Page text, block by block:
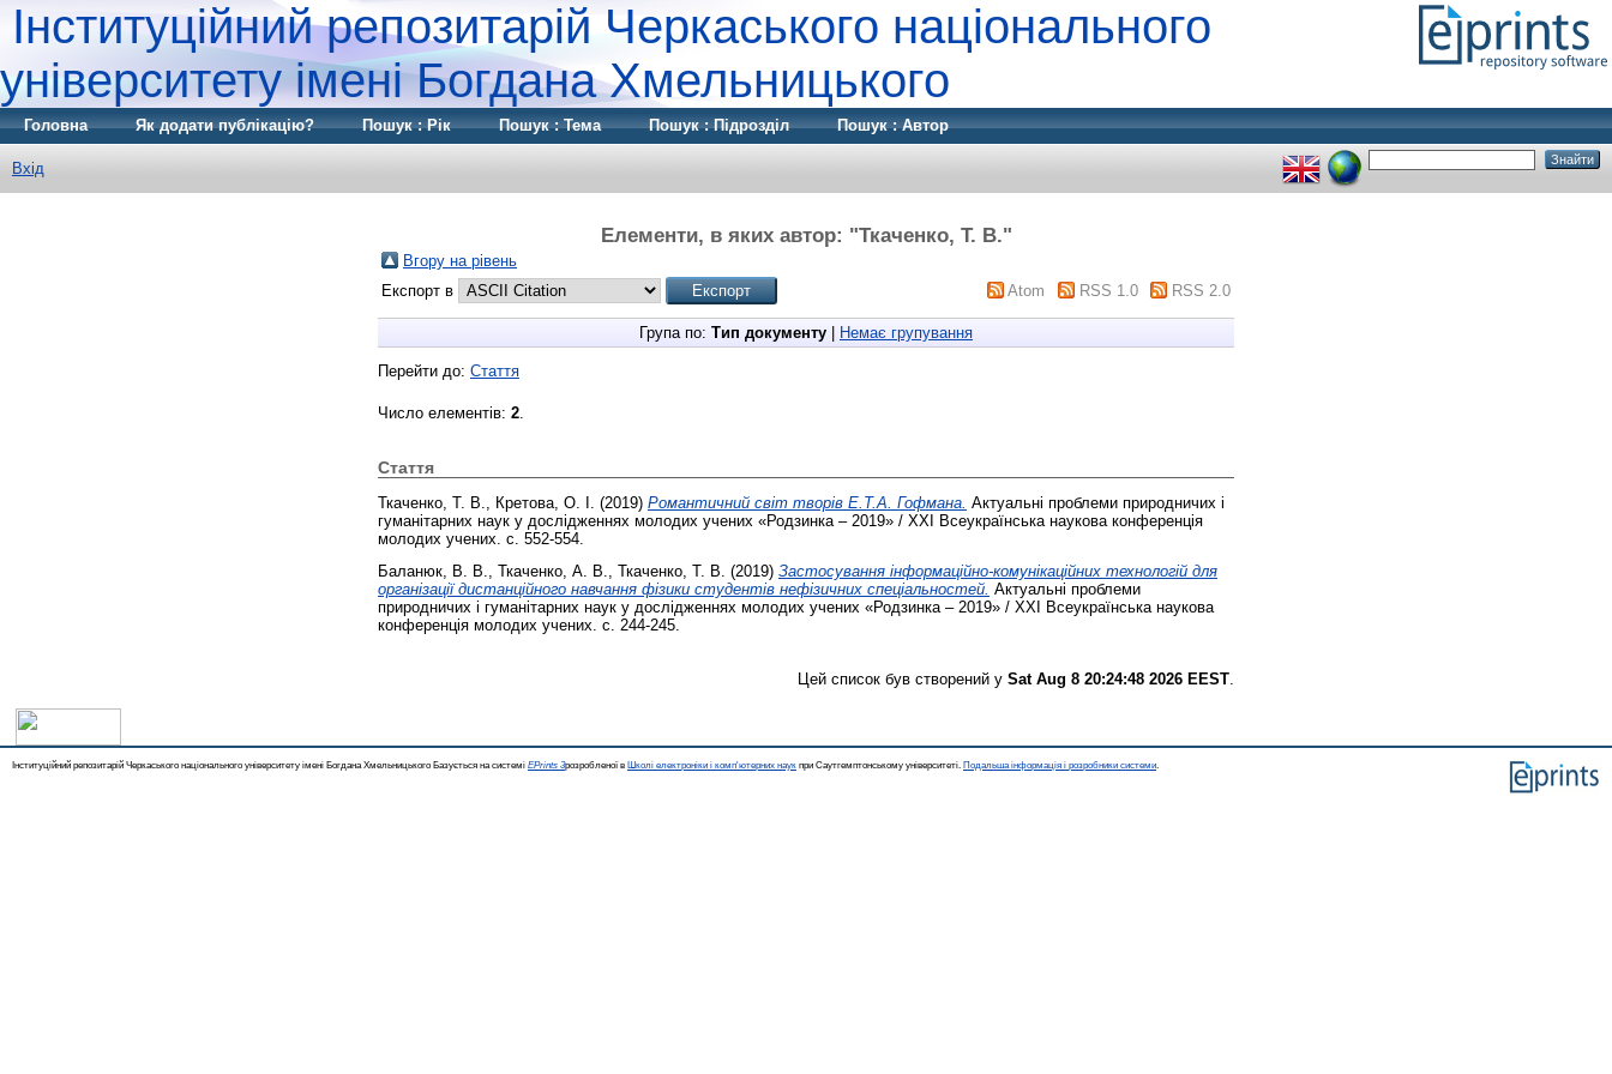
Інституційний репозитарій Черкаського національного
університету імені Богдана Хмельницького
Головна Як додати публікацію? Пошук : Рік Пошук : Тема Пошук : Підрозділ Пошук : Автор
Вхід
Елементи, в яких автор: "Ткаченко, Т. В."
Вгору на рівень
Експорт в
Atom RSS 1.0 RSS 2.0
Група по: Тип документу Немає групування
Перейти до: Стаття
Число елементів: 2
Стаття
Ткаченко, Т. В. Кретова, О. І. (2019) Романтичний світ творів Е.Т.А. Гофмана. Актуальні проблеми природничих і
гуманітарних наук у дослідженнях молодих учених «Родзинка – 2019» / XXI Всеукраїнська наукова конференція
молодих учених. с. 552-554.
Баланюк, В. В., Ткаченко, А. В., Ткаченко, Т. В. (2019) Застосування інформаційно-комунікаційних технологій для
організації дистанційного навчання фізики студентів нефізичних спеціальностей. Актуальні проблеми
природничих і гуманітарних наук у дослідженнях молодих учених «Родзинка – 2019» / XXІ Всеукраїнська наукова
конференція молодих учених. с. 244-245.
Цей список був створений у Sat Aug 8 20:24:48 2026 EEST.
Інституційний репозитарій Черкаського національного університету імені Богдана Хмельницького Базується на системі EPrints 3розробленої в Школі електроніки і комп'ютерних наук при Саутгемптонському університеті. Подальша інформація і розробники системи